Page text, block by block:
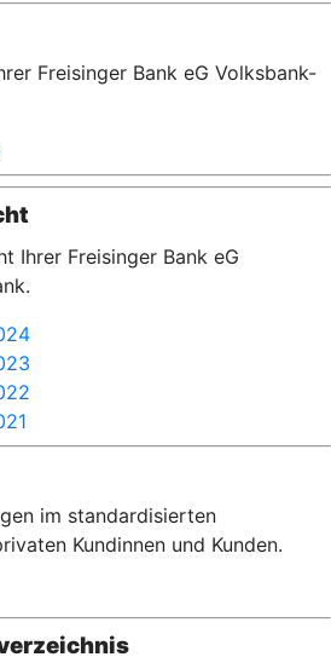
Freisinger Bank eG Volksbank-
Ihrer Freisinger Bank eG
im standardisierten
Kundinnen und Kunden.